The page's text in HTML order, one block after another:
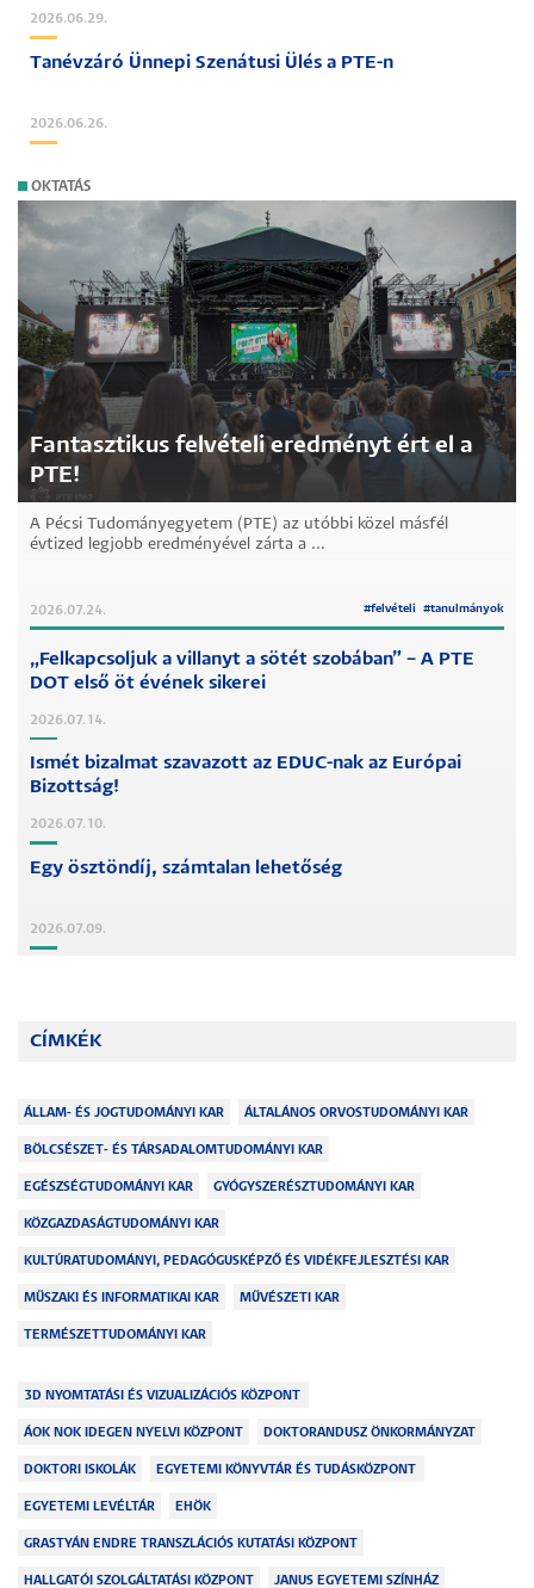
2026.06.29.
Tanévzáró Ünnepi Szenátusi Ülés a PTE-n
2026.06.26.
OKTATÁS
Fantasztikus felvételi eredményt ért el a
PTE!
A Pécsi Tudományegyetem (PTE) az utóbbi közel másfél
évtized legjobb eredményével zárta a ...
2026.07.24. #felvételi #tanulmányok
„Felkapcsoljuk a villanyt a sötét szobában” – A PTE
DOT első öt évének sikerei
2026.07.14.
Ismét bizalmat szavazott az EDUC-nak az Európai
Bizottság!
2026.07.10.
Egy ösztöndíj, számtalan lehetőség
2026.07.09.
CÍMKÉK
ÁLLAM- ÉS JOGTUDOMÁNYI KAR ÁLTALÁNOS ORVOSTUDOMÁNYI KAR
BÖLCSÉSZET- ÉS TÁRSADALOMTUDOMÁNYI KAR
EGÉSZSÉGTUDOMÁNYI KAR GYÓGYSZERÉSZTUDOMÁNYI KAR
KÖZGAZDASÁGTUDOMÁNYI KAR
KULTÚRATUDOMÁNYI, PEDAGÓGUSKÉPZŐ ÉS VIDÉKFEJLESZTÉSI KAR
MŰSZAKI ÉS INFORMATIKAI KAR MŰVÉSZETI KAR
TERMÉSZETTUDOMÁNYI KAR
3D NYOMTATÁSI ÉS VIZUALIZÁCIÓS KÖZPONT
ÁOK NOK IDEGEN NYELVI KÖZPONT DOKTORANDUSZ ÖNKORMÁNYZAT
DOKTORI ISKOLÁK EGYETEMI KÖNYVTÁR ÉS TUDÁSKÖZPONT
EGYETEMI LEVÉLTÁR EHÖK
GRASTYÁN ENDRE TRANSZLÁCIÓS KUTATÁSI KÖZPONT
HALLGATÓI SZOLGÁLTATÁSI KÖZPONT JANUS EGYETEMI SZÍNHÁZ